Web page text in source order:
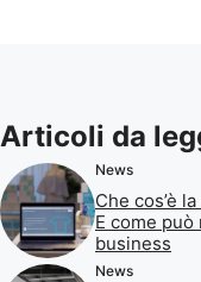
Articoli da
News
Che cos’è
E come
business
News